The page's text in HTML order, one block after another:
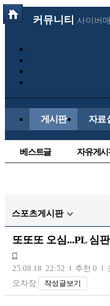
커뮤니티 사이버
게시판 자료
베스트글 자유게시
스포츠게시판
또또또 오심...PL 심
25.08.18 22:52 추천 0
오차장
작성글보기